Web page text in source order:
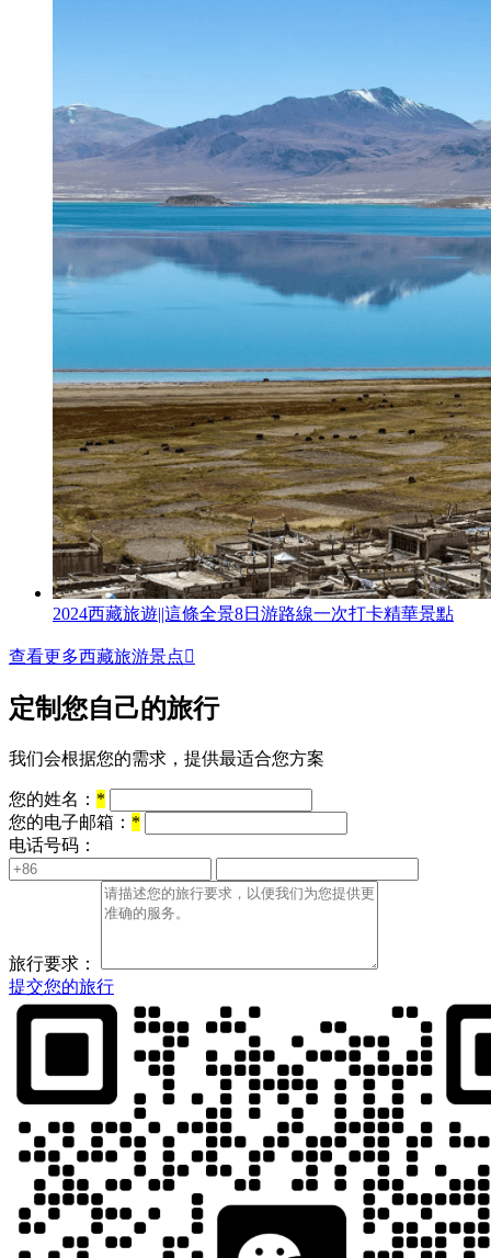
2024西藏旅遊||這條全景8日游路線一次打卡精華景點
查看更多西藏旅游景点
定制您自己的旅行
我们会根据您的需求，提供最适合您方案
您的姓名： *
您的电子邮箱： *
电话号码：
旅行要求：
提交您的旅行